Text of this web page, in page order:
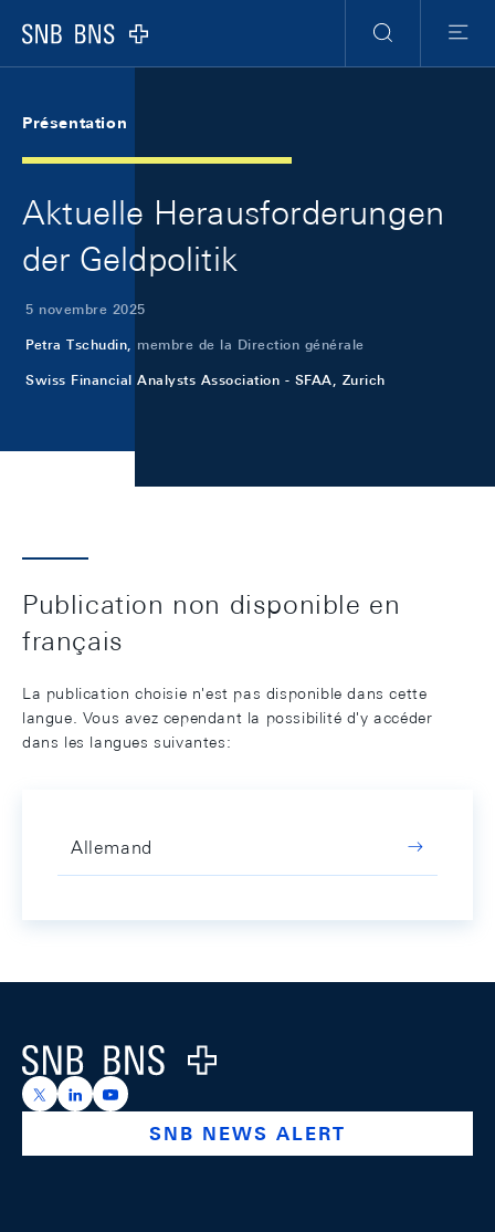
Logo
RechercheMenu
Présentation
Aktuelle Herausforderungen
der Geldpolitik
5 novembre 2025
Petra Tschudin, membre de la Direction générale
Swiss Financial Analysts Association - SFAA, Zurich
Publication non disponible en
français
La publication choisie n'est pas disponible dans cette
langue. Vous avez cependant la possibilité d'y accéder
dans les langues suivantes:
Allemand
Logo
https://x.com/snb_bns
https://ch.linkedin.com/company/swiss-national-
https://www.youtube.com/@swissnationalbank
SNB NEWS ALERT